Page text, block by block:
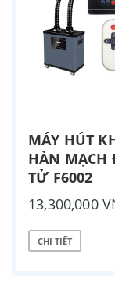
MÁY HÚT
HÀN MẠCH
TỬ F6002
13,300,000
CHI TIẾT